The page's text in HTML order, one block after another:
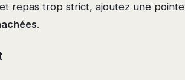
repas trop strict, ajoutez une pointe
.